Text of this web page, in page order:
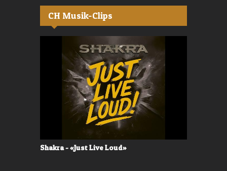
CH Musik-Clips
Shakra - «Just Live Loud»